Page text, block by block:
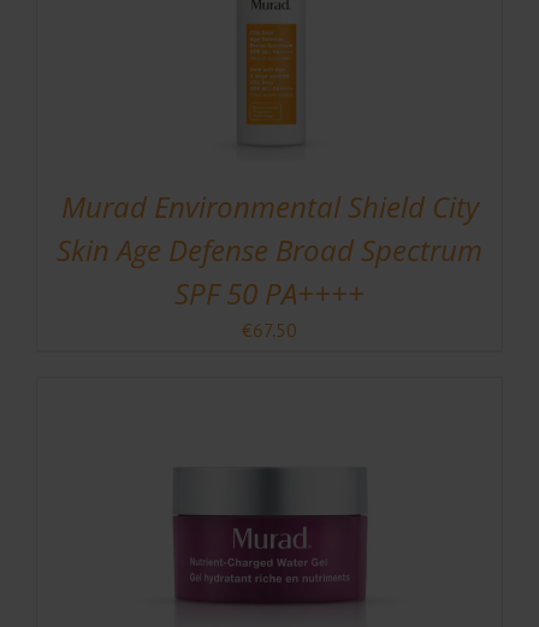
Murad Environmental Shield City
Skin Age Defense Broad Spectrum
SPF 50 PA++++
€67.50